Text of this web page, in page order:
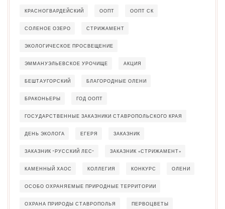
КРАСНОГВАРДЕЙСКИЙ ООПТ ООПТ СК
СОЛЕНОЕ ОЗЕРО СТРИЖАМЕНТ
ЭКОЛОГИЧЕСКОЕ ПРОСВЕЩЕНИЕ
ЭММАНУЭЛЬЕВСКОЕ УРОЧИЩЕ АКЦИЯ
БЕШТАУГОРСКИЙ БЛАГОРОДНЫЕ ОЛЕНИ
БРАКОНЬЕРЫ ГОД ООПТ
ГОСУДАРСТВЕННЫЕ ЗАКАЗНИКИ СТАВРОПОЛЬСКОГО КРАЯ
ДЕНЬ ЭКОЛОГА ЕГЕРЯ ЗАКАЗНИК
ЗАКАЗНИК "РУССКИЙ ЛЕС" ЗАКАЗНИК «СТРИЖАМЕНТ»
КАМЕННЫЙ ХАОС КОЛЛЕГИЯ КОНКУРС ОЛЕНИ
ОСОБО ОХРАНЯЕМЫЕ ПРИРОДНЫЕ ТЕРРИТОРИИ
ОХРАНА ПРИРОДЫ СТАВРОПОЛЬЯ ПЕРВОЦВЕТЫ